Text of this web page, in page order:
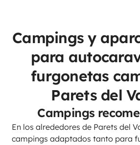
Campings y
para
furgonetas
Parets del
Campings
En los alrededores de Parets del
campings adaptados tanto para